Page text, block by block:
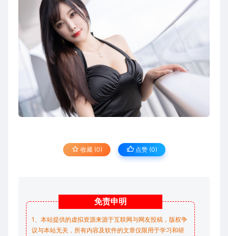
收藏 (0) 点赞 (0)
免责申明
1、本站提供的虚拟资源来源于互联网与网友投稿，版权争
议与本站无关，所有内容及软件的文章仅限用于学习和研